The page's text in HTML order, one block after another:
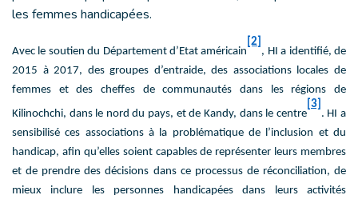
les femmes handicapées.
Avec le soutien du Département d’Etat américain
[2]
, HI a identifié, de
2015 à 2017, des groupes d’entraide, des associations locales de
femmes et des cheffes de communautés dans les régions de
Kilinochchi, dans le nord du pays, et de Kandy, dans le centre
[3]
. HI a
sensibilisé ces associations à la problématique de l’inclusion et du
handicap, afin qu’elles soient capables de représenter leurs membres
et de prendre des décisions dans ce processus de réconciliation, de
mieux inclure les personnes handicapées dans leurs activités